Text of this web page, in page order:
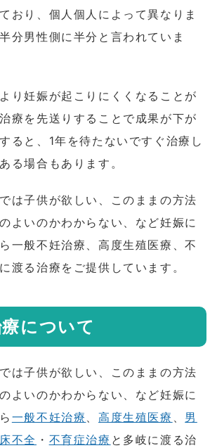
おり、個人個人によって異なりま
分男性側に半分と言われていま
り妊娠が起こりにくくなることが
療を先送りすることで成果が下が
ると、1年を待たないですぐ治療し
る場合もあります。
は子供が欲しい、このままの方法
よいのかわからない、など妊娠に
一般不妊治療、高度生殖医療、不
渡る治療をご提供しています。
について
は子供が欲しい、このままの方法
よいのかわからない、など妊娠に
一般不妊治療 、高度生殖医療 、 男
不全 ・ 不育症治療 と多岐に渡る治